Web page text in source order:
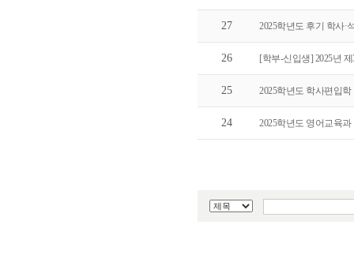
27 2025학년도 후기 학사·
26 [학부-신입생] 2025년
25 2025학년도 학사편입
24 2025학년도 영어교육